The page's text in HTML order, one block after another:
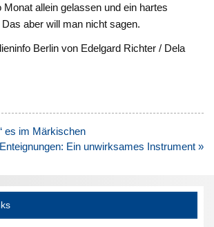
Monat allein gelassen und ein hartes
aber will man nicht sagen.
Berlin von Edelgard Richter / Dela
es im Märkischen
Enteignungen: Ein unwirksames Instrument »